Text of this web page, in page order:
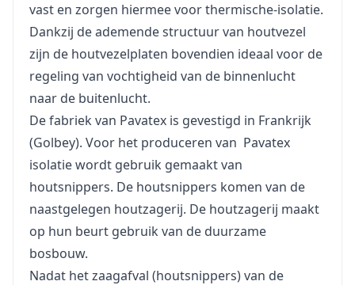
vast en zorgen hiermee voor thermische-isolatie.
Dankzij de ademende structuur van houtvezel
zijn de houtvezelplaten bovendien ideaal voor de
regeling van vochtigheid van de binnenlucht
naar de buitenlucht.
De fabriek van Pavatex is gevestigd in Frankrijk
(Golbey). Voor het produceren van Pavatex
isolatie wordt gebruik gemaakt van
houtsnippers. De houtsnippers komen van de
naastgelegen houtzagerij. De houtzagerij maakt
op hun beurt gebruik van de duurzame
bosbouw.
Nadat het zaagafval (houtsnippers) van de